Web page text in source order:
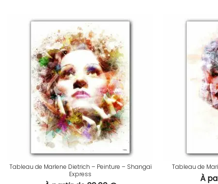
Tableau de Marlene Dietrich – Peinture – Shangaï
Express
Tableau de
À